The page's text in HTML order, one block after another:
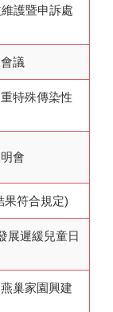
護暨申訴處
議
特殊傳染性
會
果符合規定)
展遲緩兒童日
巢家園興建